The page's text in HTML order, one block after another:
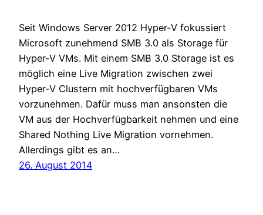
Seit Windows Server 2012 Hyper-V fokussiert
Microsoft zunehmend SMB 3.0 als Storage für
Hyper-V VMs. Mit einem SMB 3.0 Storage ist es
möglich eine Live Migration zwischen zwei
Hyper-V Clustern mit hochverfügbaren VMs
vorzunehmen. Dafür muss man ansonsten die
VM aus der Hochverfügbarkeit nehmen und eine
Shared Nothing Live Migration vornehmen.
Allerdings gibt es an…
26. August 2014